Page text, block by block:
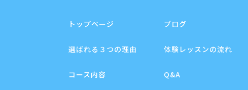
トップページ
選ばれる３つの理由
コース内容
ブログ
体験レッスンの流れ
Q&A